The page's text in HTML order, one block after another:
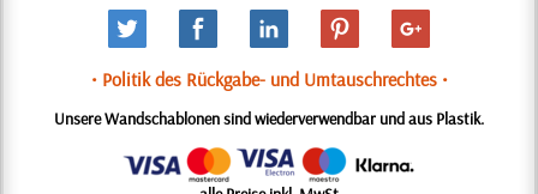
• Politik des Rückgabe- und Umtauschrechtes •
Unsere Wandschablonen sind wiederverwendbar und aus Plastik.